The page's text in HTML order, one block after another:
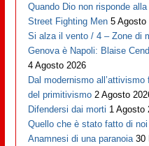
Quando Dio non risponde
Street Fighting Men 5 Agosto
Si alza il vento / 4 – Zone di
Genova è Napoli: Blaise
4 Agosto 2026
Dal modernismo
del primitivismo 2 Agosto
Difendersi dai morti 1 Agosto
Quello che è stato fatto di noi
Anamnesi di una paranoia 30